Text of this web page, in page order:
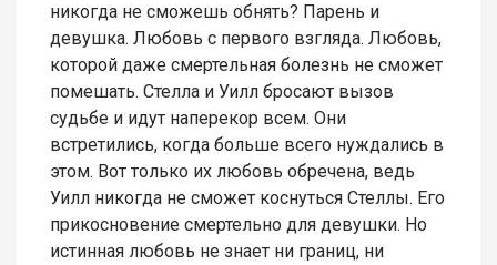
никогда не сможешь обнять? Парень и
девушка. Любовь с первого взгляда. Любовь,
которой даже смертельная болезнь не сможет
помешать. Стелла и Уилл бросают вызов
судьбе и идут наперекор всем. Они
встретились, когда больше всего нуждались в
этом. Вот только их любовь обречена, ведь
Уилл никогда не сможет коснуться Стеллы. Его
прикосновение смертельно для девушки. Но
истинная любовь не знает ни границ, ни